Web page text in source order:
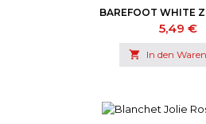
BAREFOOT WHITE
Preis
5,49 €
 In den